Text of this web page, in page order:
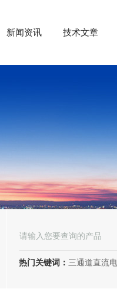
新闻资讯 技术文章
热门关键词： 三通道直流电阻测试仪